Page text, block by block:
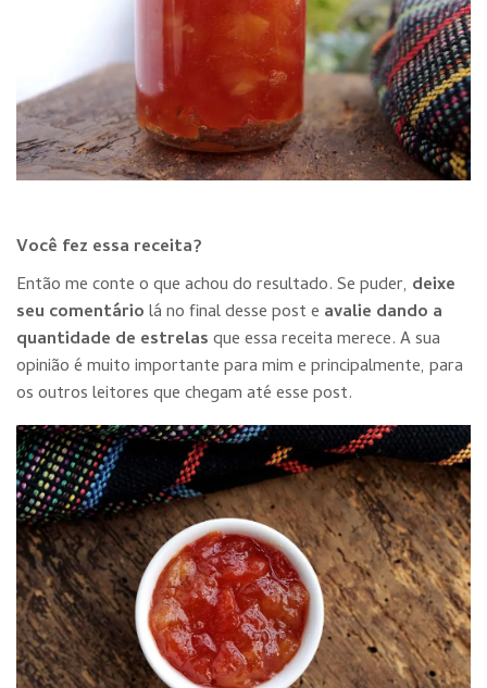
Você fez essa receita?
Então me conte o que achou do resultado. Se puder, deixe
seu comentáriolá no final desse post e avalie dando a
quantidade de estrelasque essa receita merece. A sua
opinião é muito importante para mim e principalmente, para
os outros leitores que chegam até esse post.